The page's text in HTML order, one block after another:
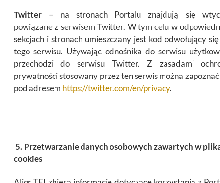
Twitter – na stronach Portalu znajdują się
powiązane z serwisem Twitter. W tym celu w
sekcjach i stronach umieszczany jest kod odwołujący
tego serwisu. Używając odnośnika do serwisu
przechodzi do serwisu Twitter. Z zasadami
prywatności stosowany przez ten serwis można zapoznać
pod adresem https://twitter.com/en/privacy.
5. Przetwarzanie danych osobowych zawartych w
cookies